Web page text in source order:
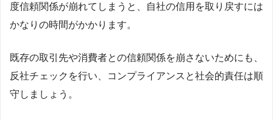
度信頼関係が崩れてしまうと、自社の信用を取り戻すには
かなりの時間がかかります。
既存の取引先や消費者との信頼関係を崩さないためにも、
反社チェックを行い、コンプライアンスと社会的責任は順
守しましょう。